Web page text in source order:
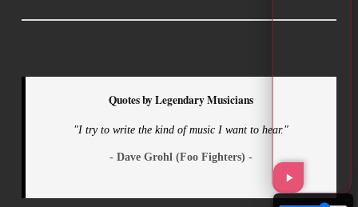
Quotes by Legendary Musicians
"I try to write the kind of music I want to hear."
- Dave Grohl (Foo Fighters) -